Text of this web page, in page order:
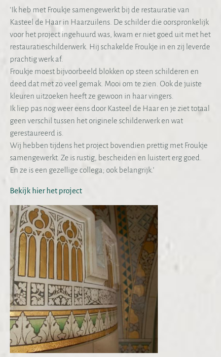
‘Ik heb met Froukje samengewerkt bij de restauratie van
Kasteel de Haar in Haarzuilens. De schilder die oorspronkelijk
voor het project ingehuurd was, kwam er niet goed uit met het
restauratieschilderwerk. Hij schakelde Froukje in en zij leverde
prachtig werk af.
Froukje moest bijvoorbeeld blokken op steen schilderen en
deed dat met zo veel gemak. Mooi om te zien. Ook de juiste
kleuren uitzoeken heeft ze gewoon in haar vingers.
Ik liep pas nog weer eens door Kasteel de Haar en je ziet totaal
geen verschil tussen het originele schilderwerk en wat
gerestaureerd is.
Wij hebben tijdens het project bovendien prettig met Froukje
samengewerkt. Ze is rustig, bescheiden en luistert erg goed.
En ze is een gezellige collega; ook belangrijk.’
Bekijk hier het project